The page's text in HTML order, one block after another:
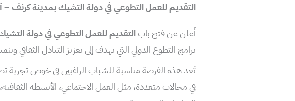
التقديم للعمل التطوعي في دولة التشيك بمدينة كرنف – آخر أجل
أُعلن عن فتح بابالتقديم للعمل التطوعي في دولة
برامج التطوع الدولي التي تهدف إلى تعزيز التبادل الثقافي
تُعد هذه الفرصة مناسبة للشباب الراغبين في خوض تجربة
في مجالات متعددة، مثل العمل الاجتماعي، الأنشطة